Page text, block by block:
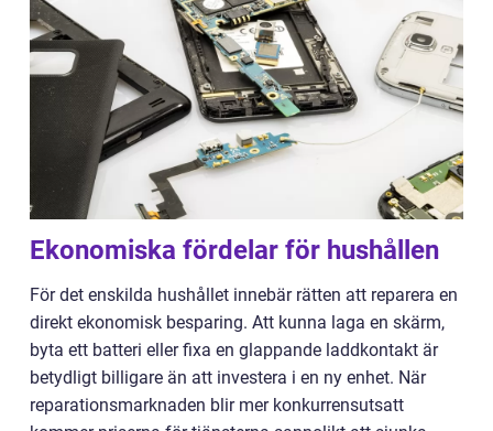
Ekonomiska fördelar för hushållen
För det enskilda hushållet innebär rätten att reparera en
direkt ekonomisk besparing. Att kunna laga en skärm,
byta ett batteri eller fixa en glappande laddkontakt är
betydligt billigare än att investera i en ny enhet. När
reparationsmarknaden blir mer konkurrensutsatt